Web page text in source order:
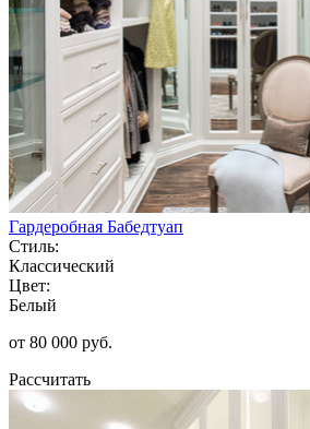
Гардеробная Бабедтуап
Стиль:
Классический
Цвет:
Белый
от 80 000 руб.
Рассчитать